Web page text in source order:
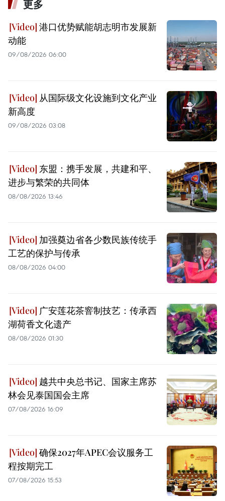
更多
港口优势赋能胡志明市发展新
动能
09/08/2026 06:00
从国际级文化设施到文化产业
新高度
09/08/2026 03:08
东盟：携手发展，共建和平、
进步与繁荣的共同体
08/08/2026 13:46
加强奠边省各少数民族传统手
工艺的保护与传承
08/08/2026 04:00
广安莲花茶窨制技艺：传承西
湖荷香文化遗产
08/08/2026 01:30
越共中央总书记、国家主席苏
林会见泰国国会主席
07/08/2026 16:09
确保2027年APEC会议服务工
程按期完工
07/08/2026 15:53